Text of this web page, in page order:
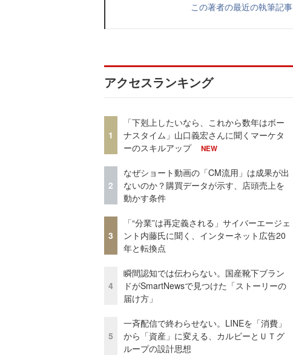
この著者の最近の執筆記事
アクセスランキング
1
「下剋上したいなら、これから数年はボー
ナスタイム」山口義宏さんに聞くマーケタ
ーのスキルアップ
NEW
2
なぜショート動画の「CM流用」は成果が出
ないのか？購買データが示す、店頭売上を
動かす条件
3
「“分業”は再定義される」サイバーエージェ
ント内藤氏に聞く、インターネット広告20
年と転換点
4
瞬間認知では伝わらない。国産靴下ブラン
ドがSmartNewsで見つけた「ストーリーの
届け方」
5
一斉配信で終わらせない。LINEを「消費」
から「資産」に変える、カルビーとＵＴグ
ループの設計思想